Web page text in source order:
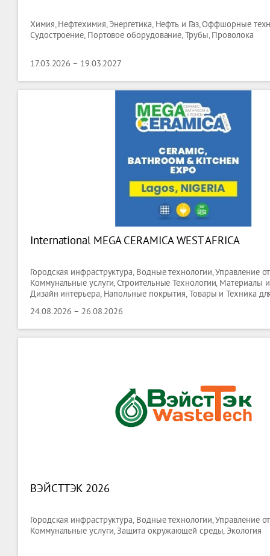
Химия, Нефтехимия, Энергетика, Нефть и Газ, Оффшорные
Судостроение, Портовое оборудование, Трубы, Проволока
17.03.2026 – 19.03.2027
International MEGA CERAMICA WEST AFRICA
Городская инфраструктура, Водные технологии, Управление
Коммунальные услуги, Строительные Технологии, Материалы
Дизайн интерьера, Напольные покрытия, Товары и Техника
24.08.2026 – 26.08.2026
ВЭЙСТТЭК 2026
Городская инфраструктура, Водные технологии, Управление
Коммунальные услуги, Защита окружающей среды, Экология